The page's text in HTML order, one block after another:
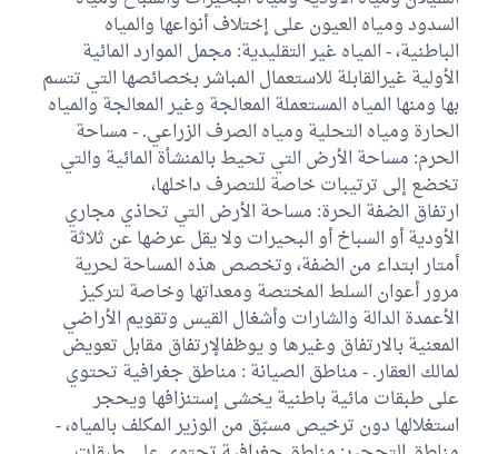
السدود ومياه العيون على إختلاف أنواعها والمياه
الباطنية، - المياه غير التقليدية: مجمل الموارد المائية
الأولية غيرالقابلة للاستعمال المباشر بخصائصها التي تتسم
بها ومنها المياه المستعملة المعالجة وغير المعالجة والمياه
الحارة ومياه التحلية ومياه الصرف الزراعي. - مساحة
الحرم: مساحة الأرض التي تحيط بالمنشأة المائية والتي
تخضع إلى ترتيبات خاصة للتصرف داخلها،
ارتفاق الضفة الحرة: مساحة الأرض التي تحاذي مجاري
الأودية أو السباخ أو البحيرات ولا يقل عرضها عن ثلاثة
أمتار ابتداء من الضفة، وتخصص هذه المساحة لحرية
مرور أعوان السلط المختصة ومعداتها وخاصة لتركيز
الأعمدة الدالة والشارات وأشغال القيس وتقويم الأراضي
المعنية بالارتفاق وغيرها و يوظفالإرتفاق مقابل تعويض
لمالك العقار. - مناطق الصيانة : مناطق جغرافية تحتوي
على طبقات مائية باطنية يخشى إستنزافها ويحجر
استغلالها دون ترخيص مسبّق من الوزير المكلف بالمياه، -